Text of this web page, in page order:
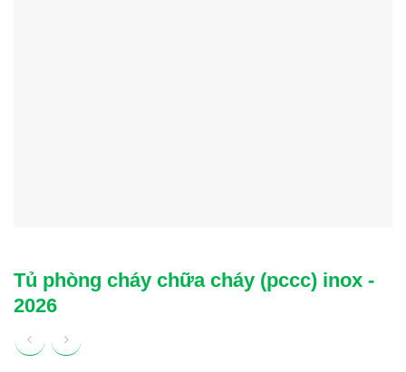
Tủ phòng cháy chữa cháy (pccc) inox -
2026